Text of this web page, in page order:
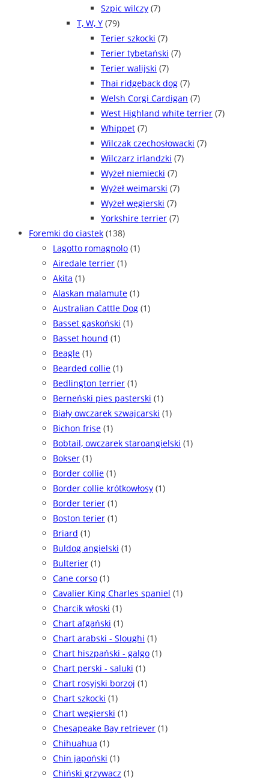
Szpic wilczy (7)
T, W, Y (79)
Terier szkocki (7)
Terier tybetański (7)
Terier walijski (7)
Thai ridgeback dog (7)
Welsh Corgi Cardigan (7)
West Highland white terrier (7)
Whippet (7)
Wilczak czechosłowacki (7)
Wilczarz irlandzki (7)
Wyżeł niemiecki (7)
Wyżeł weimarski (7)
Wyżeł węgierski (7)
Yorkshire terrier (7)
Foremki do ciastek (138)
Lagotto romagnolo (1)
Airedale terrier (1)
Akita (1)
Alaskan malamute (1)
Australian Cattle Dog (1)
Basset gaskoński (1)
Basset hound (1)
Beagle (1)
Bearded collie (1)
Bedlington terrier (1)
Berneński pies pasterski (1)
Biały owczarek szwajcarski (1)
Bichon frise (1)
Bobtail, owczarek staroangielski (1)
Bokser (1)
Border collie (1)
Border collie krótkowłosy (1)
Border terier (1)
Boston terier (1)
Briard (1)
Buldog angielski (1)
Bulterier (1)
Cane corso (1)
Cavalier King Charles spaniel (1)
Charcik włoski (1)
Chart afgański (1)
Chart arabski - Sloughi (1)
Chart hiszpański - galgo (1)
Chart perski - saluki (1)
Chart rosyjski borzoj (1)
Chart szkocki (1)
Chart węgierski (1)
Chesapeake Bay retriever (1)
Chihuahua (1)
Chin japoński (1)
Chiński grzywacz (1)